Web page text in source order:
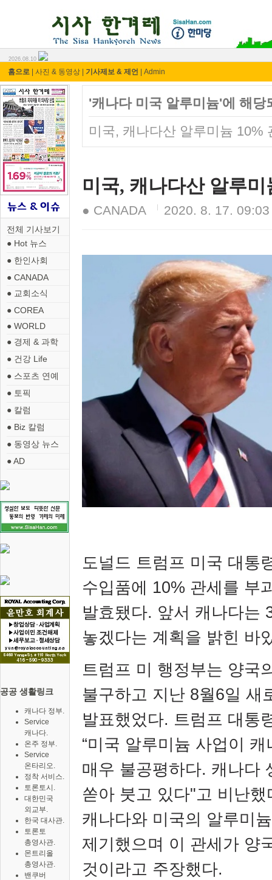
2026.08.10
홈으로 사진 & 동영상 기사제보 & 제언 Admin
전체 기사보기
● Hot 뉴스
● 한인사회
● CANADA
● 교회소식
● COREA
● WORLD
● 경제 & 과학
● 건강 Life
● 스포츠 연예
● 토픽
● 칼럼
● Biz 칼럼
● 동영상 뉴스
● AD
공공 생활링크
캐나다 정부.
Service
캐나다.
온주 정부.
Service
온타리오.
정착 서비스.
토론토시.
대한민국
외교부.
한국 대사관.
토론토
총영사관.
몬트리올
총영사관.
밴쿠버
'캐나다 미국 알루미늄'에 해당
미국, 캐나다산 알루미늄 10%
미국, 캐나다산 알루
● CANADA 2020. 8. 17. 09:03
도널드 트럼프 미국 대통
수입품에 10% 관세를 부
발효됐다. 앞서 캐나다는
놓겠다는 계획을 밝힌 바
트럼프 미 행정부는 양국
불구하고 지난 8월6일 새
발표했었다. 트럼프 대통
“미국 알루미늄 사업이
매우 불공평하다. 캐나다
쏟아 붓고 있다"고 비난했
캐나다와 미국의 알루미
제기했으며 이 관세가 양
것이라고 주장했다.